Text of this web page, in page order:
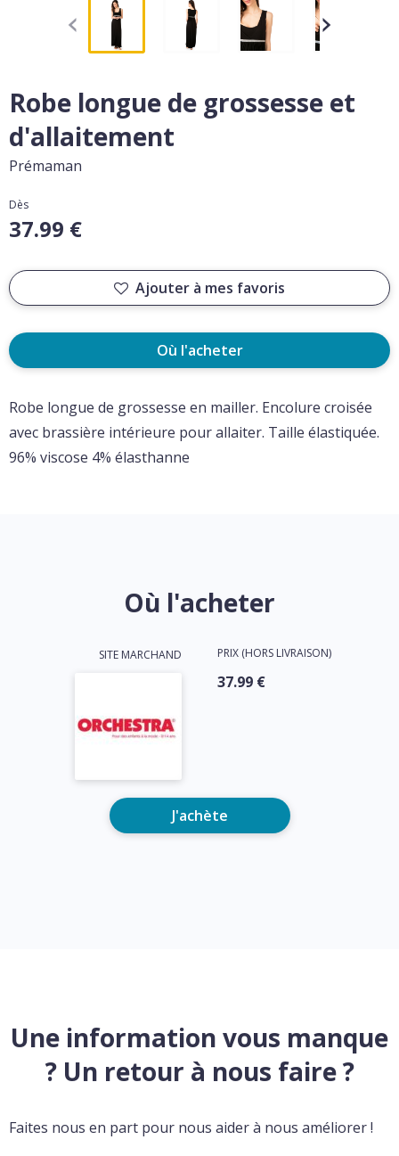
Robe longue de grossesse et
d'allaitement
Prémaman
Dès
37.99 €
Ajouter à mes favoris
Où l'acheter
Robe longue de grossesse en mailler. Encolure croisée
avec brassière intérieure pour allaiter. Taille élastiquée.
96% viscose 4% élasthanne
Où l'acheter
SITE MARCHAND PRIX (HORS LIVRAISON)
37.99 €
J'achète
Une information vous manque
? Un retour à nous faire ?
Faites nous en part pour nous aider à nous améliorer !